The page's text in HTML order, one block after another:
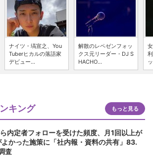
ナイツ・塙宣之、You
Tuberヒカルの落語家
デビュー...
解散のレペゼンフォッ
クス元リーダー・DJ S
HACHO...
キング もっと見る
内定者フォローを受けた頻度、月1回以上が
かった施策に「社内報・資料の共有」83.
査